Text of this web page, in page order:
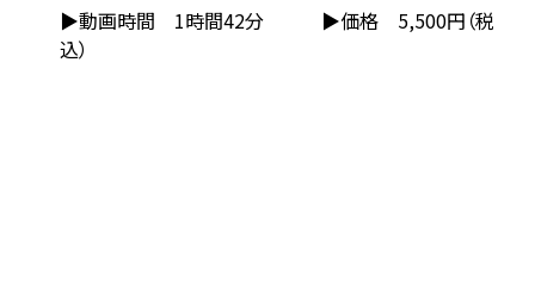
▶動画時間 1時間42分 ▶価格 5,500円（税
込）